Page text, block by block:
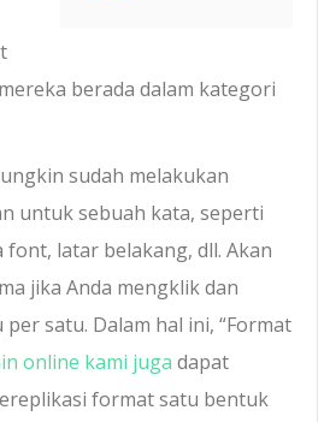
berada dalam kategori
sudah melakukan
untuk sebuah kata, seperti
latar belakang, dll. Akan
jika Anda mengklik dan
satu. Dalam hal ini, “Format
online kami juga dapat
format satu bentuk